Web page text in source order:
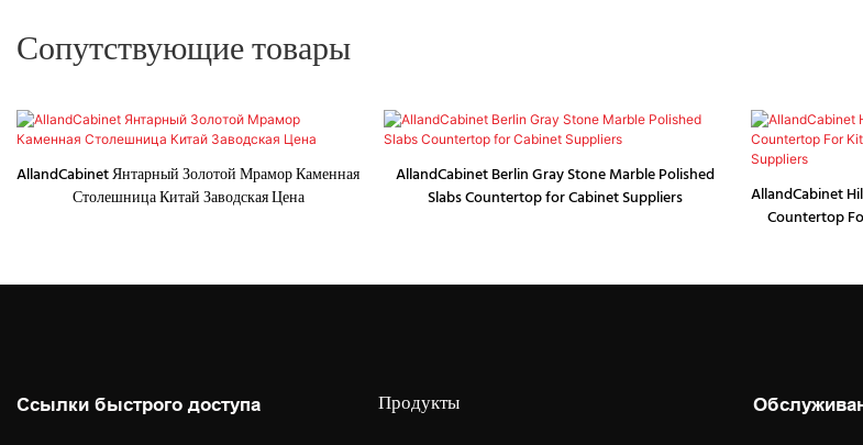
Сопутствующие товары
AllandCabinet Янтарный Золотой Мрамор Каменная
Столешница Китай Заводская Цена
AllandCabinet Berlin Gray Stone Marble Polished
Slabs Countertop for Cabinet Suppliers
AllandCabinet
Countertop
Ссылки быстрого доступа Продукты